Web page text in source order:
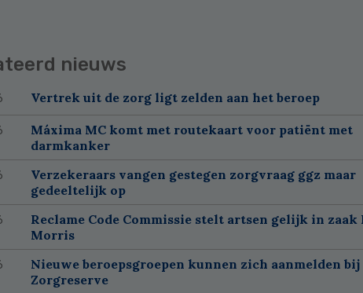
nieuws
Vertrek uit de zorg ligt zelden aan het beroep
Máxima MC komt met routekaart voor patiënt met
darmkanker
Verzekeraars vangen gestegen zorgvraag ggz maar
gedeeltelijk op
Reclame Code Commissie stelt artsen gelijk in
Morris
Nieuwe beroepsgroepen kunnen zich aanmelden
Zorgreserve